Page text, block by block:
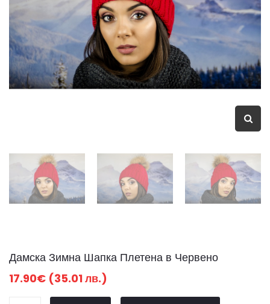
Дамска Зимна Шапка Плетена в Червено
17.90€ (35.01 лв.)